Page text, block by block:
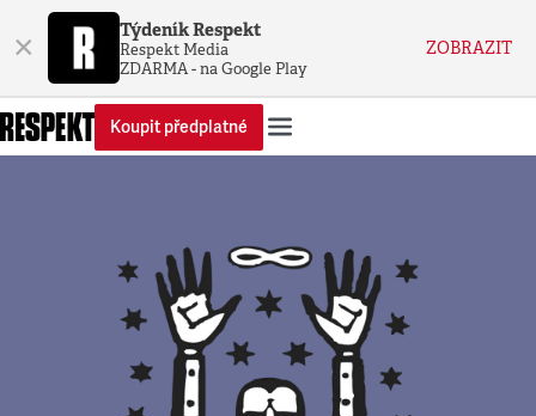
× Týdeník Respekt
Respekt Media
ZDARMA - na Google Play
ZOBRAZIT
Koupit předplatné